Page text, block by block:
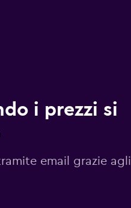
i prezzi si
email grazie agli